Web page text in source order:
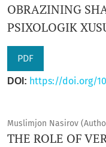
OBRAZINING
PSIXOLOGIK
PDF
DOI: https://doi.org/
Muslimjon Nasirov
THE ROLE OF